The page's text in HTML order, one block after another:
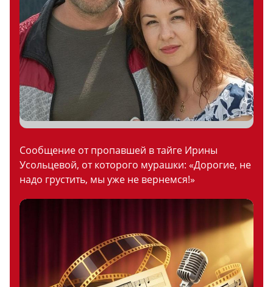
Сообщение от пропавшей в тайге Ирины
Усольцевой, от которого мурашки: «Дорогие, не
надо грустить, мы уже не вернемся!»